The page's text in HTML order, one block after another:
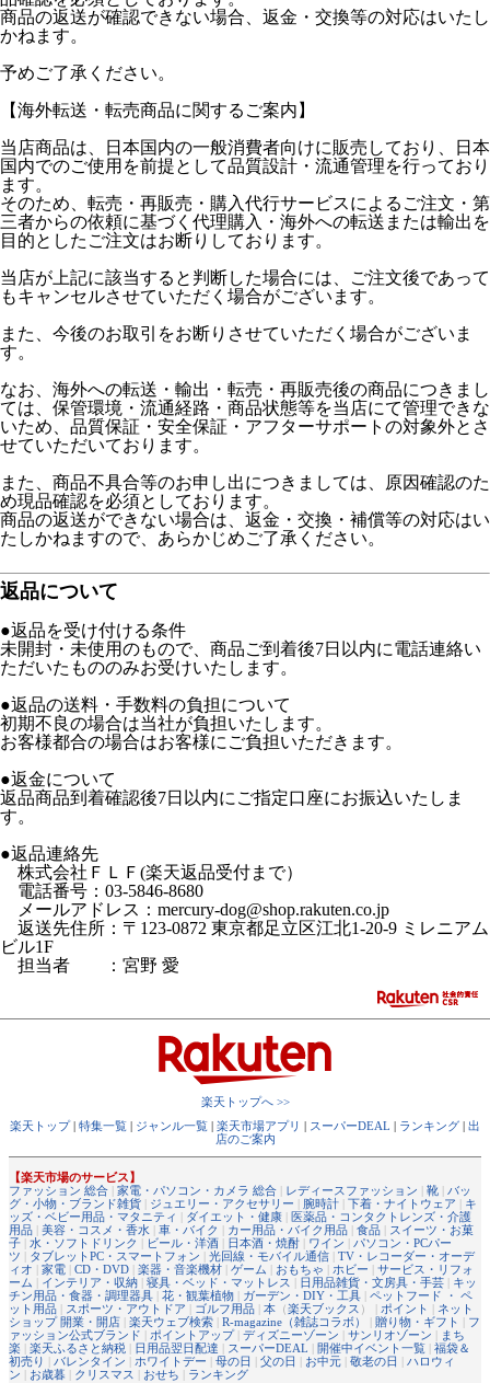
商品の返送が確認できない場合、返金・交換等の対応はいたし
かねます。
予めご了承ください。
【海外転送・転売商品に関するご案内】
当店商品は、日本国内の一般消費者向けに販売しており、日本
国内でのご使用を前提として品質設計・流通管理を行っており
ます。
そのため、転売・再販売・購入代行サービスによるご注文・第
三者からの依頼に基づく代理購入・海外への転送または輸出を
目的としたご注文はお断りしております。
当店が上記に該当すると判断した場合には、ご注文後であって
もキャンセルさせていただく場合がございます。
また、今後のお取引をお断りさせていただく場合がございま
す。
なお、海外への転送・輸出・転売・再販売後の商品につきまし
ては、保管環境・流通経路・商品状態等を当店にて管理できな
いため、品質保証・安全保証・アフターサポートの対象外とさ
せていただいております。
また、商品不具合等のお申し出につきましては、原因確認のた
め現品確認を必須としております。
商品の返送ができない場合は、返金・交換・補償等の対応はい
たしかねますので、あらかじめご了承ください。
返品について
●返品を受け付ける条件
未開封・未使用のもので、商品ご到着後7日以内に電話連絡い
ただいたもののみお受けいたします。
●返品の送料・手数料の負担について
初期不良の場合は当社が負担いたします。
お客様都合の場合はお客様にご負担いただきます。
●返金について
返品商品到着確認後7日以内にご指定口座にお振込いたしま
す。
●返品連絡先
株式会社ＦＬＦ(楽天返品受付まで）
電話番号：03-5846-8680
メールアドレス：mercury-dog@shop.rakuten.co.jp
返送先住所：〒123-0872 東京都足立区江北1-20-9 ミレニアム
ビル1F
担当者 ：宮野 愛
楽天トップへ >>
楽天トップ| 特集一覧 | ジャンル一覧 | 楽天市場アプリ | スーパーDEAL | ランキング | 出
店のご案内
【楽天市場のサービス】
ファッション 総合 | 家電・パソコン・カメラ 総合 | レディースファッション | 靴 | バッ
グ・小物・ブランド雑貨 | ジュエリー・アクセサリー | 腕時計 | 下着・ナイトウェア | キ
ッズ・ベビー用品・マタニティ | ダイエット・健康 | 医薬品・コンタクトレンズ・介護
用品 | 美容・コスメ・香水 | 車・バイク | カー用品・バイク用品 | 食品 | スイーツ・お菓
子 | 水・ソフトドリンク | ビール・洋酒 | 日本酒・焼酎 | ワイン | パソコン・PCパー
ツ | タブレットPC・スマートフォン | 光回線・モバイル通信 | TV・レコーダー・オーデ
ィオ | 家電 | CD・DVD | 楽器・音楽機材 | ゲーム | おもちゃ | ホビー | サービス・リフォ
ーム | インテリア・収納 | 寝具・ベッド・マットレス | 日用品雑貨・文房具・手芸 | キッ
チン用品・食器・調理器具 | 花・観葉植物 | ガーデン・DIY・工具 | ペットフード ・ ペ
ット用品 | スポーツ・アウトドア | ゴルフ用品 | 本 （楽天ブックス ） | ポイント | ネット
ショップ 開業・開店 | 楽天ウェブ検索 | R-magazine（雑誌コラボ） | 贈り物・ギフト | フ
ァッション公式ブランド | ポイントアップ| ディズニーゾーン | サンリオゾーン | まち
楽 | 楽天ふるさと納税 | 日用品翌日配達 | スーパーDEAL | 開催中イベント一覧 | 福袋＆
初売り | バレンタイン | ホワイトデー | 母の日 | 父の日 | お中元 | 敬老の日 | ハロウィ
ン | お歳暮 | クリスマス | おせち | ランキング